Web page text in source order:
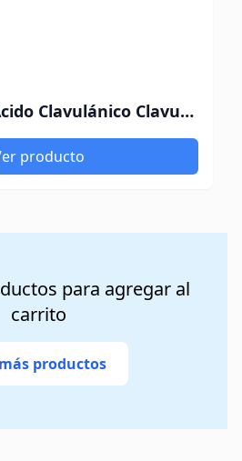
Amoxicilina + Ácido Clavulánico Clavutrim
producto
para agregar al
carrito
productos